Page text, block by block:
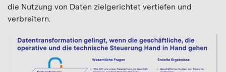
die Nutzung von Daten zielgerichtet vertiefen und
verbreitern.